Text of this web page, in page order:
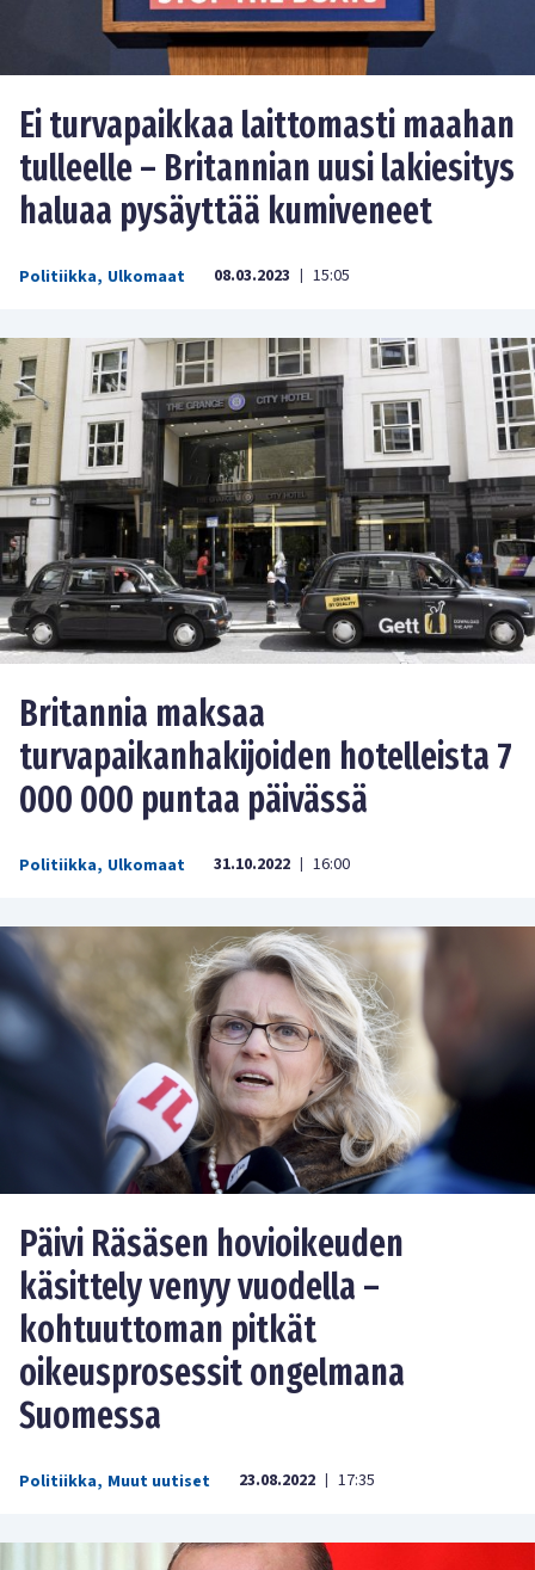
Ei turvapaikkaa laittomasti maahan
tulleelle – Britannian uusi lakiesitys
haluaa pysäyttää kumiveneet
Politiikka, Ulkomaat 08.03.2023 | 15:05
Britannia maksaa
turvapaikanhakijoiden hotelleista 7
000 000 puntaa päivässä
Politiikka, Ulkomaat 31.10.2022 | 16:00
Päivi Räsäsen hovioikeuden
käsittely venyy vuodella –
kohtuuttoman pitkät
oikeusprosessit ongelmana
Suomessa
Politiikka, Muut uutiset 23.08.2022 | 17:35